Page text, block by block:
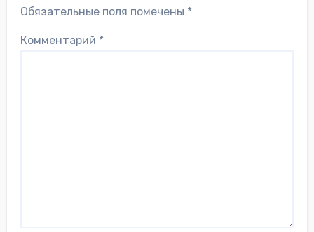
Обязательные поля помечены *
Комментарий *